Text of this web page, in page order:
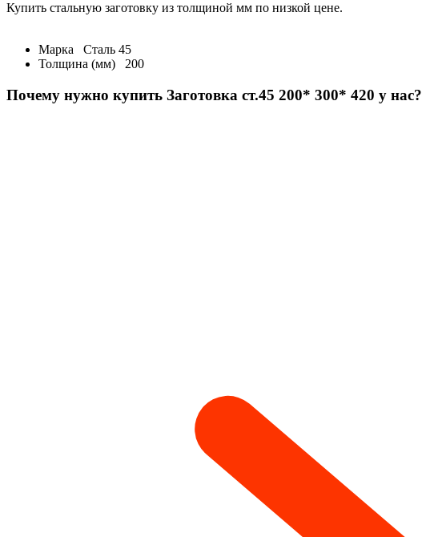
Купить стальную заготовку из толщиной мм по низкой цене.
Марка
Сталь 45
Толщина (мм)
200
Почему нужно купить Заготовка ст.45 200* 300* 420 у нас?